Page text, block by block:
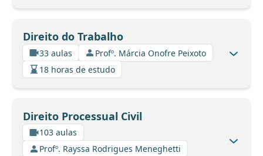
Direito do Trabalho
33 aulas
Profº. Márcia Onofre Peixoto
18 horas de estudo
Direito Processual Civil
103 aulas
Profº. Rayssa Rodrigues Meneghetti